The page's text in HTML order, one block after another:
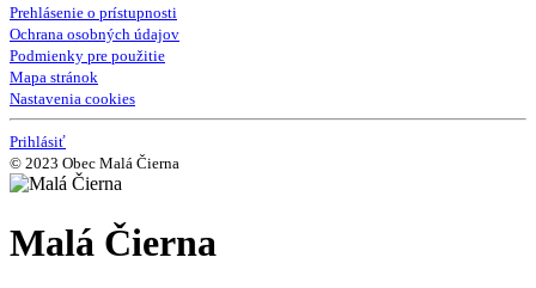
Prehlásenie o prístupnosti
Ochrana osobných údajov
Podmienky pre použitie
Mapa stránok
Nastavenia cookies
Prihlásiť
© 2023 Obec Malá Čierna
Malá Čierna